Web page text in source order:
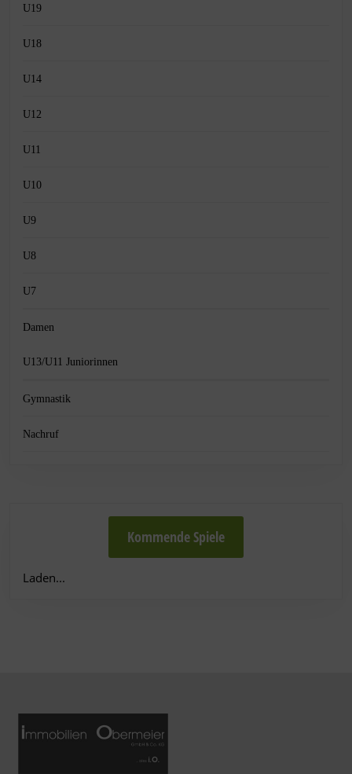
U19
U18
U14
U12
U11
U10
U9
U8
U7
Damen
U13/U11 Juniorinnen
Gymnastik
Nachruf
Kommende Spiele
Laden...